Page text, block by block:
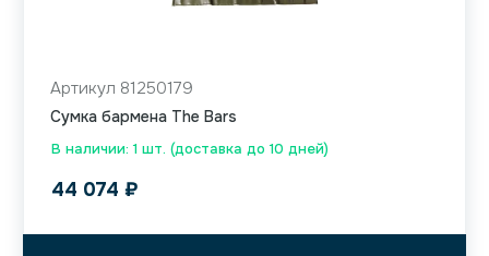
В наличии: 1 шт. (доставка до 10 дней)
Артикул 81250179
Сумка бармена The Bars
44 074 ₽